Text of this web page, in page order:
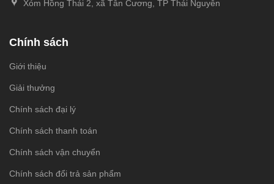
Xóm Hồng Thái 2, xã Tân Cương, TP Thái Nguyên
Chính sách
Giới thiệu
Giải thưởng
Chính sách đại lý
Chính sách thanh toán
Chính sách vận chuyển
Chính sách đổi trả sản phẩm